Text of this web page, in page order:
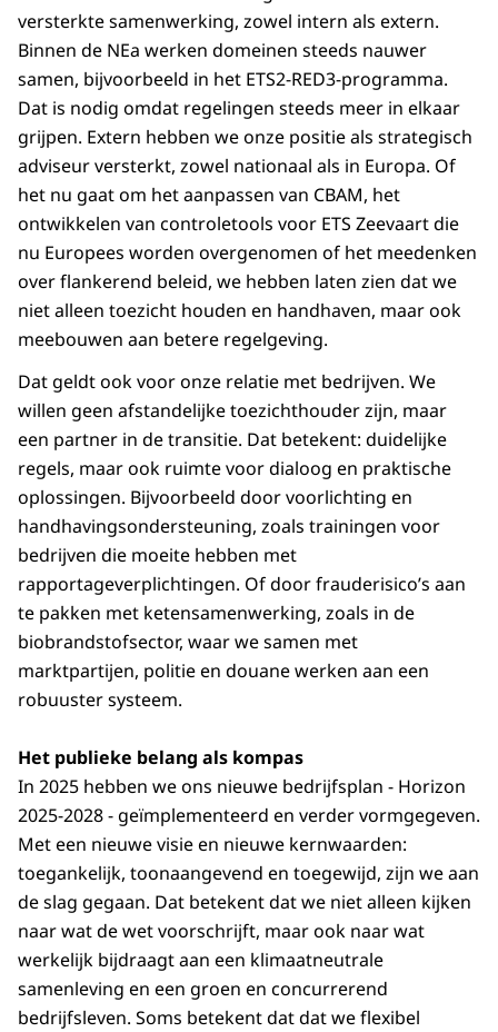
versterkte samenwerking, zowel intern als extern.
Binnen de NEa werken domeinen steeds nauwer
samen, bijvoorbeeld in het ETS2-RED3-programma.
Dat is nodig omdat regelingen steeds meer in elkaar
grijpen. Extern hebben we onze positie als strategisch
adviseur versterkt, zowel nationaal als in Europa. Of
het nu gaat om het aanpassen van CBAM, het
ontwikkelen van controletools voor ETS Zeevaart die
nu Europees worden overgenomen of het meedenken
over flankerend beleid, we hebben laten zien dat we
niet alleen toezicht houden en handhaven, maar ook
meebouwen aan betere regelgeving.
Dat geldt ook voor onze relatie met bedrijven. We
willen geen afstandelijke toezichthouder zijn, maar
een partner in de transitie. Dat betekent: duidelijke
regels, maar ook ruimte voor dialoog en praktische
oplossingen. Bijvoorbeeld door voorlichting en
handhavingsondersteuning, zoals trainingen voor
bedrijven die moeite hebben met
rapportageverplichtingen. Of door frauderisico’s aan
te pakken met ketensamenwerking, zoals in de
biobrandstofsector, waar we samen met
marktpartijen, politie en douane werken aan een
robuuster systeem.
Het publieke belang als kompas
In 2025 hebben we ons nieuwe bedrijfsplan - Horizon
2025-2028 - geïmplementeerd en verder vormgegeven.
Met een nieuwe visie en nieuwe kernwaarden:
toegankelijk, toonaangevend en toegewijd, zijn we aan
de slag gegaan. Dat betekent dat we niet alleen kijken
naar wat de wet voorschrijft, maar ook naar wat
werkelijk bijdraagt aan een klimaatneutrale
samenleving en een groen en concurrerend
bedrijfsleven. Soms betekent dat dat we flexibel